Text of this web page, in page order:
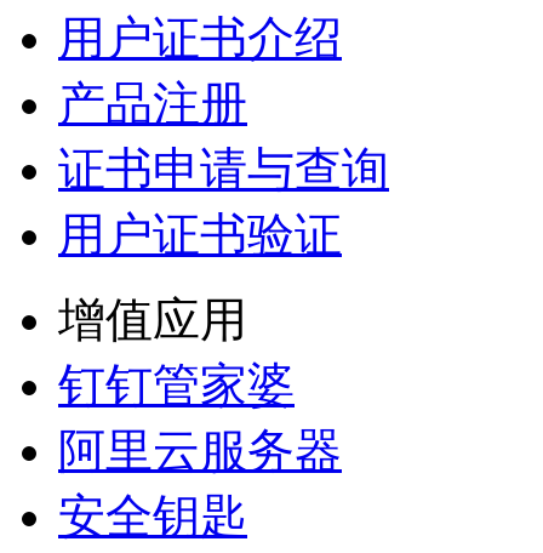
用户证书介绍
产品注册
证书申请与查询
用户证书验证
增值应用
钉钉管家婆
阿里云服务器
安全钥匙